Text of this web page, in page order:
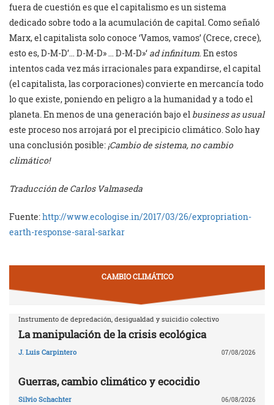
fuera de cuestión es que el capitalismo es un sistema
dedicado sobre todo a la acumulación de capital. Como señaló
Marx, el capitalista solo conoce ‘Vamos, vamos’ (Crece, crece),
esto es, D-M-D’… D-M-D» … D-M-D»‘ ad infinitum. En estos
intentos cada vez más irracionales para expandirse, el capital
(el capitalista, las corporaciones) convierte en mercancía todo
lo que existe, poniendo en peligro a la humanidad y a todo el
planeta. En menos de una generación bajo el business as usual
este proceso nos arrojará por el precipicio climático. Solo hay
una conclusión posible: ¡Cambio de sistema, no cambio
climático!
Traducción de Carlos Valmaseda
Fuente:http://www.ecologise.in/2017/03/26/expropriation-
earth-response-saral-sarkar
CAMBIO CLIMÁTICO
Instrumento de depredación, desigualdad y suicidio colectivo
La manipulación de la crisis ecológica
J. Luis Carpintero 07/08/2026
Guerras, cambio climático y ecocidio
Silvio Schachter 06/08/2026